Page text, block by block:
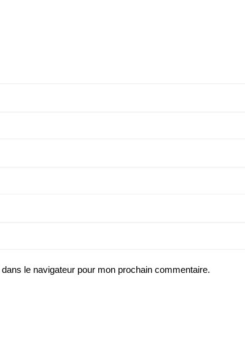
le navigateur pour mon prochain commentaire.